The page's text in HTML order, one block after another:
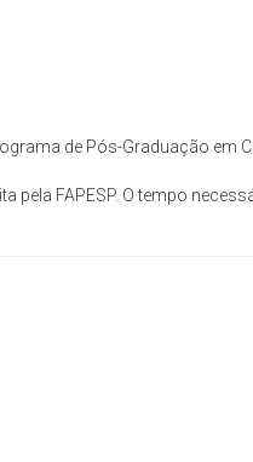
de Pós-Graduação em
FAPESP. O tempo